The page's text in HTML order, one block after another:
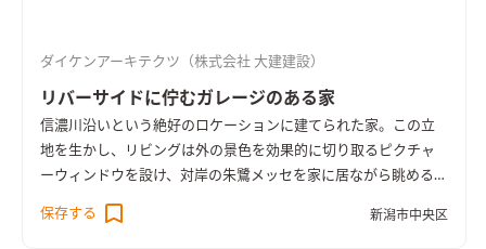
ダイケンアーキテクツ（株式会社 大建建設）
リバーサイドに佇むガレージのある家
信濃川沿いという絶好のロケーションに建てられた家。この立
地を生かし、リビングは外の景色を効果的に切り取るピクチャ
ーウィンドウを設け、対岸の朱鷺メッセを家に居ながら眺めるこ
とができる。ご夫婦の要望でヴィンテージ感のある雰囲気に仕
上げ、鉄と木を組み合わせた造作家具で空間に統一感をもたせ
保存する 新潟市中央区